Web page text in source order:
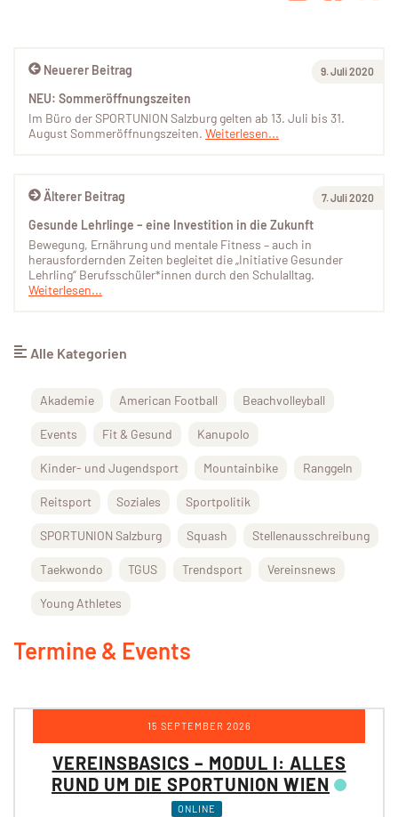
Älterer Beitrag 7. Juli 2020
Gesunde Lehrlinge – eine Investition in die Zukunft
Bewegung, Ernährung und mentale Fitness – auch in
herausfordernden Zeiten begleitet die „Initiative Gesunder
Lehrling“ Berufsschüler*innen durch den Schulalltag.
Weiterlesen...
Neuerer Beitrag 9. Juli 2020
NEU: Sommeröffnungszeiten
Im Büro der SPORTUNION Salzburg gelten ab 13. Juli bis 31.
August Sommeröffnungszeiten. Weiterlesen...
Alle Kategorien
Akademie American Football Beachvolleyball
Events Fit & Gesund Kanupolo
Kinder- und Jugendsport Mountainbike Ranggeln
Reitsport Soziales Sportpolitik
SPORTUNION Salzburg Squash Stellenausschreibung
Taekwondo TGUS Trendsport Vereinsnews
Young Athletes
Termine & Events
12 OKTOBER 2026
VEREINSBASICS – MODUL II:
PROJEKTE & FÖRDERUNGEN DER
SPORTUNION WIEN